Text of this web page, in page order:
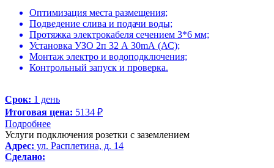
Оптимизация места размещения;
Подведение слива и подачи воды;
Протяжка электрокабеля сечением 3*6 мм;
Установка УЗО 2п 32 А 30mА (АС);
Монтаж электро и водоподключения;
Контрольный запуск и проверка.
Срок: 1 день
Итоговая цена: 5134 ₽
Подробнее
Услуги подключения розетки с заземлением
Адрес: ул. Расплетина, д. 14
Сделано: